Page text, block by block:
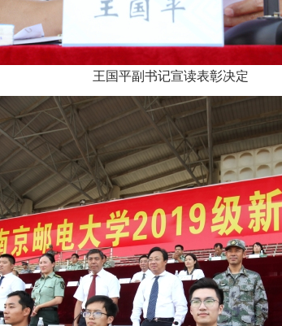
王国平副书记宣读表彰决定